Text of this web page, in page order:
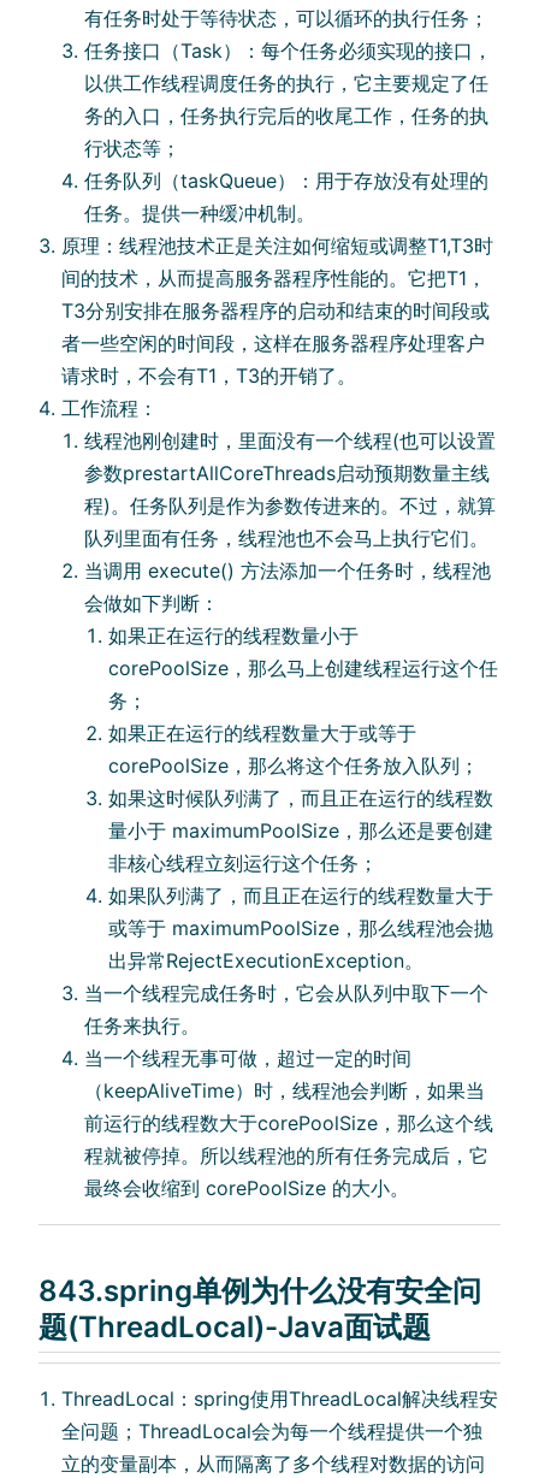
有任务时处于等待状态，可以循环的执⾏任务；
任务接⼝（Task）：每个任务必须实现的接⼝，
以供⼯作线程调度任务的执⾏，它主要规定了任
务的⼊⼝，任务执⾏完后的收尾⼯作，任务的执
⾏状态等；
任务队列（taskQueue）：⽤于存放没有处理的
任务。提供⼀种缓冲机制。
原理：线程池技术正是关注如何缩短或调整T1,T3时
间的技术，从⽽提⾼服务器程序性能的。它把T1，
T3分别安排在服务器程序的启动和结束的时间段或
者⼀些空闲的时间段，这样在服务器程序处理客户
请求时，不会有T1，T3的开销了。
⼯作流程：
线程池刚创建时，⾥⾯没有⼀个线程(也可以设置
参数prestartAllCoreThreads启动预期数量主线
程)。任务队列是作为参数传进来的。不过，就算
队列⾥⾯有任务，线程池也不会⻢上执⾏它们。
当调⽤ execute() ⽅法添加⼀个任务时，线程池
会做如下判断：
如果正在运⾏的线程数量⼩于
corePoolSize，那么⻢上创建线程运⾏这个任
务；
如果正在运⾏的线程数量⼤于或等于
corePoolSize，那么将这个任务放⼊队列；
如果这时候队列满了，⽽且正在运⾏的线程数
量⼩于 maximumPoolSize，那么还是要创建
⾮核⼼线程⽴刻运⾏这个任务；
如果队列满了，⽽且正在运⾏的线程数量⼤于
或等于 maximumPoolSize，那么线程池会抛
出异常RejectExecutionException。
当⼀个线程完成任务时，它会从队列中取下⼀个
任务来执⾏。
当⼀个线程⽆事可做，超过⼀定的时间
（keepAliveTime）时，线程池会判断，如果当
前运⾏的线程数⼤于corePoolSize，那么这个线
程就被停掉。所以线程池的所有任务完成后，它
最终会收缩到 corePoolSize 的⼤⼩。
843.spring单例为什么没有安全问
题(ThreadLocal)-Java面试题
ThreadLocal：spring使⽤ThreadLocal解决线程安
全问题；ThreadLocal会为每⼀个线程提供⼀个独
⽴的变量副本，从⽽隔离了多个线程对数据的访问